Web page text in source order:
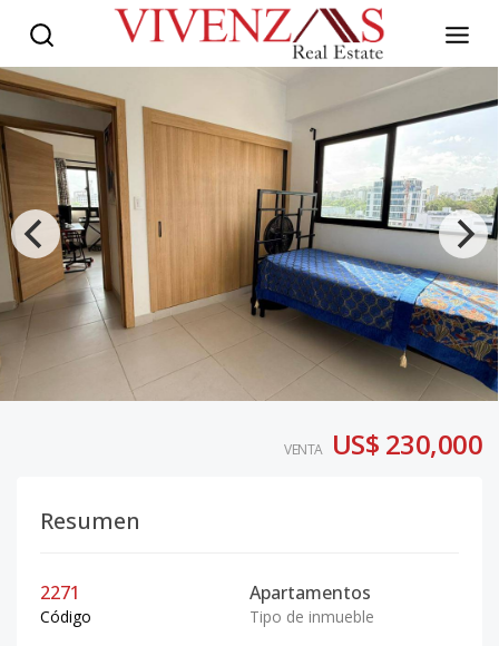
VENTA US$ 230,000
Resumen
2271
Código
Apartamentos
Tipo de inmueble